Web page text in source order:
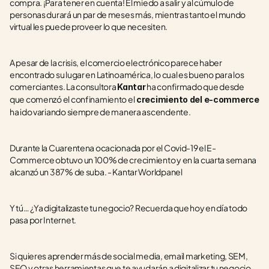
compra. ¡Para tener en cuenta! El miedo a salir y al cúmulo de
personas durará un par de meses más, mientras tanto el mundo
virtual les puede proveer lo que necesiten.
A pesar de la crisis, el comercio electrónico parece haber
encontrado su lugar en Latinoamérica, lo cual es bueno para los
comerciantes. La consultora Kantar ha confirmado que desde
que comenzó el confinamiento el crecimiento del e-commerce
ha ido variando siempre de manera ascendente.
Durante la Cuarentena ocacionada por el Covid-19 el E-
Commerce obtuvo un 100% de crecimiento y en la cuarta semana
alcanzó un 387% de suba. - Kantar Worldpanel
Y tú… ¿Ya digitalizaste tu negocio? Recuerda que hoy en día todo
pasa por Internet.
Si quieres aprender más de social media, email marketing, SEM,